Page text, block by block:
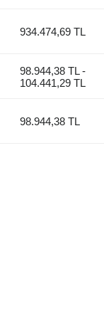
934.474,69 TL
98.944,38 TL -
104.441,29 TL
98.944,38 TL